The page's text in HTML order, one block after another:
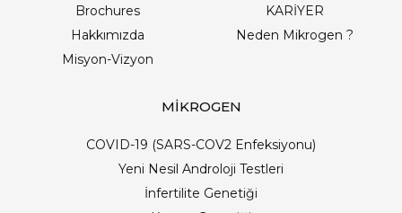
Brochures
KARİYER
Hakkımızda
Neden Mikrogen ?
Misyon-Vizyon
MİKROGEN
COVID-19 (SARS-COV2 Enfeksiyonu)
Yeni Nesil Androloji Testleri
İnfertilite Genetiği